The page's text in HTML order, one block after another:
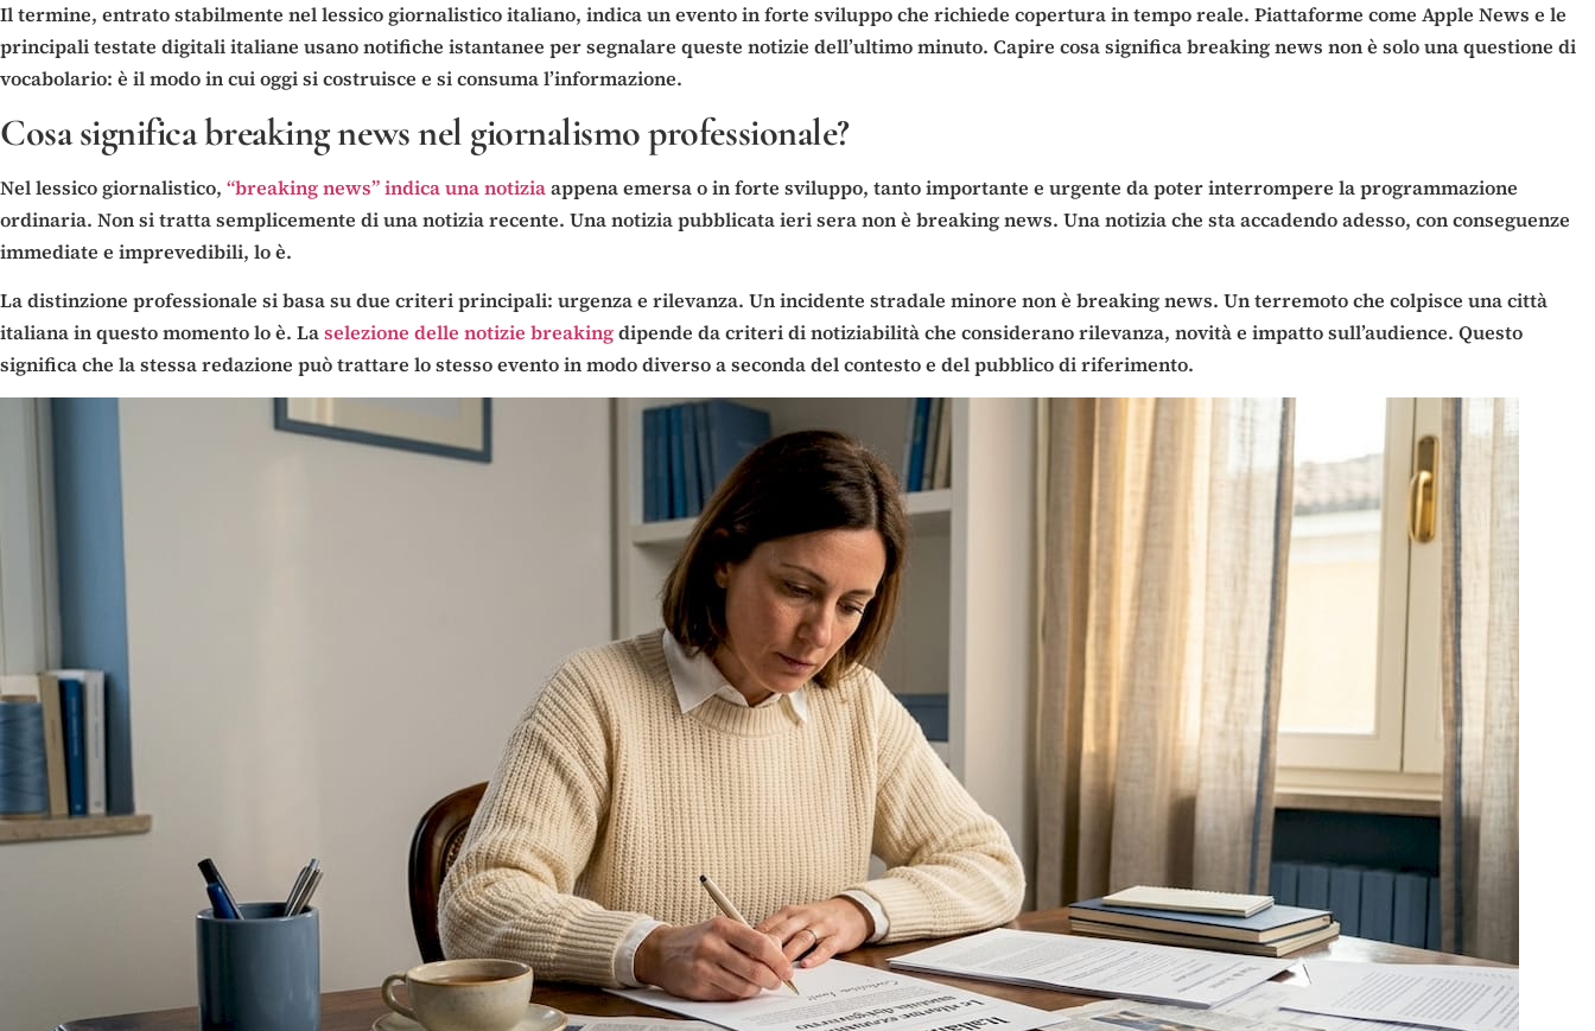
Il termine, entrato stabilmente nel lessico giornalistico italiano, indica un evento in forte sviluppo che richiede copertura in tempo reale. Piattaforme come Apple News e le
principali testate digitali italiane usano notifiche istantanee per segnalare queste notizie dell’ultimo minuto. Capire cosa significa breaking news non è solo una questione di
vocabolario: è il modo in cui oggi si costruisce e si consuma l’informazione.
Cosa significa breaking news nel giornalismo professionale?
Nel lessico giornalistico, “breaking news” indica una notiziaappena emersa o in forte sviluppo, tanto importante e urgente da poter interrompere la programmazione
ordinaria. Non si tratta semplicemente di una notizia recente. Una notizia pubblicata ieri sera non è breaking news. Una notizia che sta accadendo adesso, con conseguenze
immediate e imprevedibili, lo è.
La distinzione professionale si basa su due criteri principali: urgenza e rilevanza. Un incidente stradale minore non è breaking news. Un terremoto che colpisce una città
italiana in questo momento lo è. Laselezione delle notizie breakingdipende da criteri di notiziabilità che considerano rilevanza, novità e impatto sull’audience. Questo
significa che la stessa redazione può trattare lo stesso evento in modo diverso a seconda del contesto e del pubblico di riferimento.